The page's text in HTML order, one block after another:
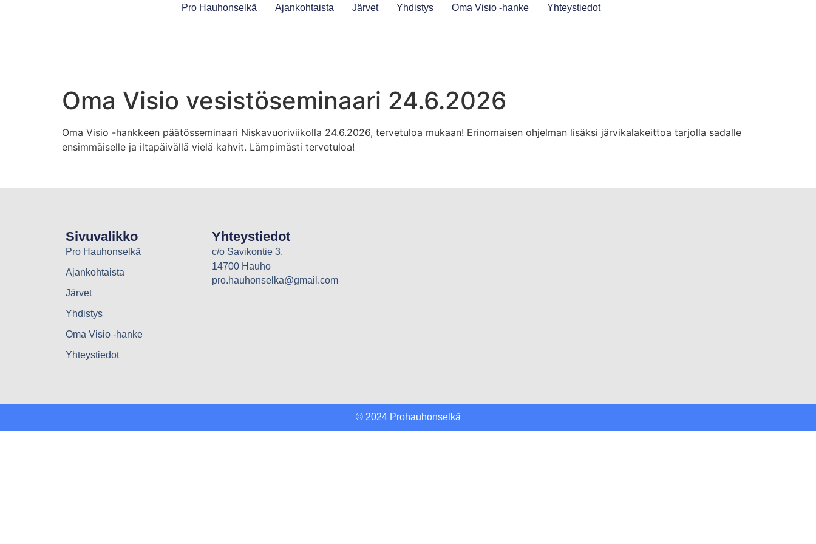
Pro Hauhonselkä Ajankohtaista Järvet Yhdistys Oma Visio -hanke Yhteystiedot
Oma Visio vesistöseminaari 24.6.2026
Oma Visio -hankkeen päätösseminaari Niskavuoriviikolla 24.6.2026, tervetuloa mukaan! Erinomaisen ohjelman lisäksi järvikalakeittoa tarjolla sadalle
ensimmäiselle ja iltapäivällä vielä kahvit. Lämpimästi tervetuloa!
Sivuvalikko
Pro Hauhonselkä
Ajankohtaista
Järvet
Yhdistys
Oma Visio -hanke
Yhteystiedot
Yhteystiedot
c/o Savikontie 3,
14700 Hauho
pro.hauhonselka@gmail.com
© 2024 Prohauhonselkä